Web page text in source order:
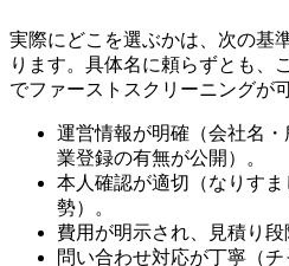
実際にどこを選ぶかは、次の基
ります。具体名に頼らずとも、
でファーストスクリーニングが
運営情報が明確（会社名
業登録の有無が公開）。
本人確認が適切（なりす
勢）。
費用が明示され、見積り段
問い合わせ対応が丁寧（チ